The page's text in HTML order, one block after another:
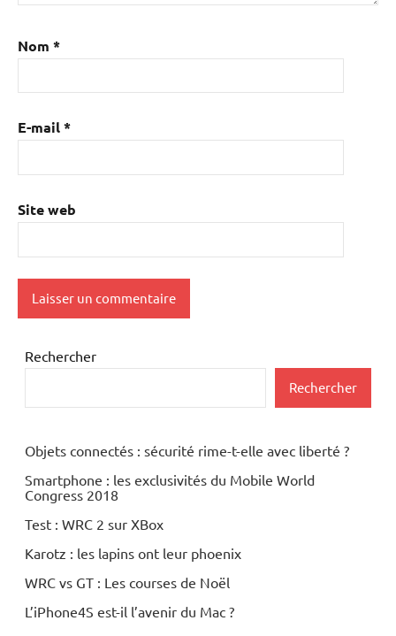
Nom *
E-mail*
Site web
Rechercher
Rechercher
Objets connectés : sécurité rime-t-elle avec liberté ?
Smartphone : les exclusivités du Mobile World
Congress 2018
Test : WRC 2 sur XBox
Karotz : les lapins ont leur phoenix
WRC vs GT : Les courses de Noël
L’iPhone4S est-il l’avenir du Mac ?